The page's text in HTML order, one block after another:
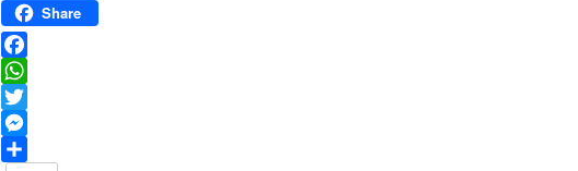
Share
Facebook
WhatsApp
Twitter
Messenger